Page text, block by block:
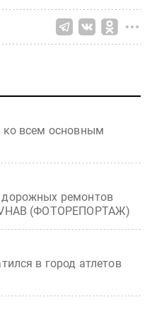
ко всем основным
ремонтов
(ФОТОРЕПОРТАЖ)
в город атлетов